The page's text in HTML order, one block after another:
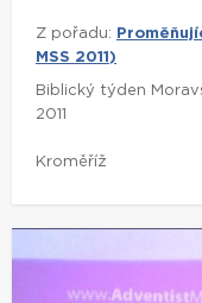
Z pořadu:
MSS 2011)
Biblický týden
2011
Kroměříž